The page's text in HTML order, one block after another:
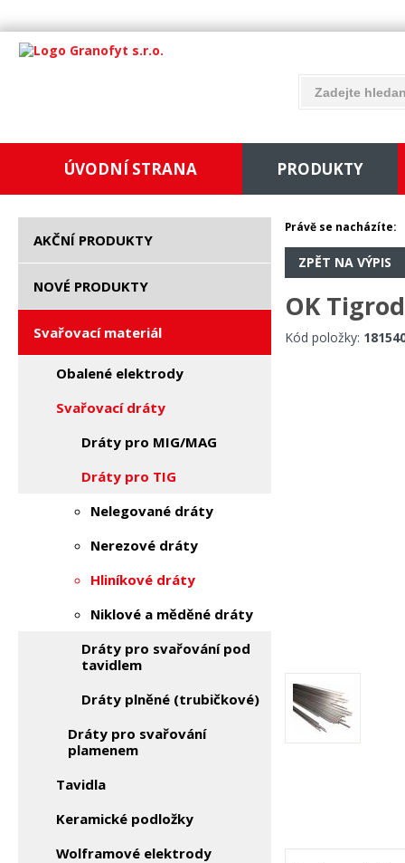
ÚVODNÍ STRANA PRODUKTY
AKČNÍ PRODUKTY
NOVÉ PRODUKTY
Svařovací materiál
Obalené elektrody
Svařovací dráty
Dráty pro MIG/MAG
Dráty pro TIG
Nelegované dráty
Nerezové dráty
Hliníkové dráty
Niklové a měděné dráty
Dráty pro svařování pod
tavidlem
Dráty plněné (trubičkové)
Dráty pro svařování
plamenem
Tavidla
Keramické podložky
Wolframové elektrody
Právě se nacházíte:
ZPĚT NA VÝPIS
OK
Kód položky: